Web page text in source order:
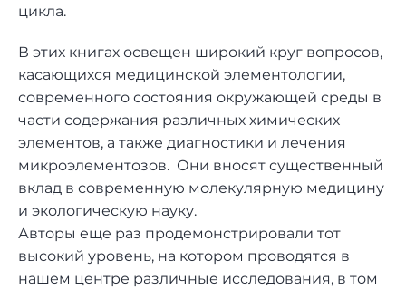
цикла.
В этих книгах освещен широкий круг вопросов,
касающихся медицинской элементологии,
современного состояния окружающей среды в
части содержания различных химических
элементов, а также диагностики и лечения
микроэлементозов. Они вносят существенный
вклад в современную молекулярную медицину
и экологическую науку.
Авторы еще раз продемонстрировали тот
высокий уровень, на котором проводятся в
нашем центре различные исследования, в том